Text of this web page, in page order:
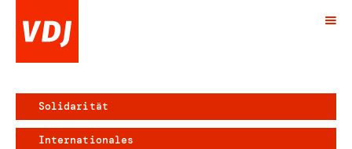
Solidarität
Internationales